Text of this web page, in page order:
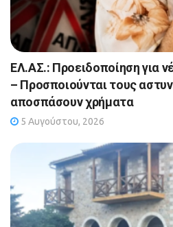
ΕΛ.ΑΣ.: Προειδοποίηση για
– Προσποιούνται τους
αποσπάσουν χρήματα
5 Αυγούστου, 2026